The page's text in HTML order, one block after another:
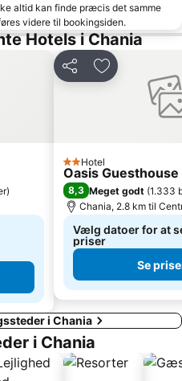
Stavros
Kalives
Drapanias
Municipal Regional Theatre of Crete
Kaliviani
Castello
altid kan finde præcis det samme
videre til bookingsiden.
Hotels i Chania
)
Del Føj til
2 Stjerner
Hotel
Oasis Guesthouse
8,3 Meget godt (1.333
Chania, 2.8 km til
Vælg datoer for at
priser
Se
i Chania
i Chania